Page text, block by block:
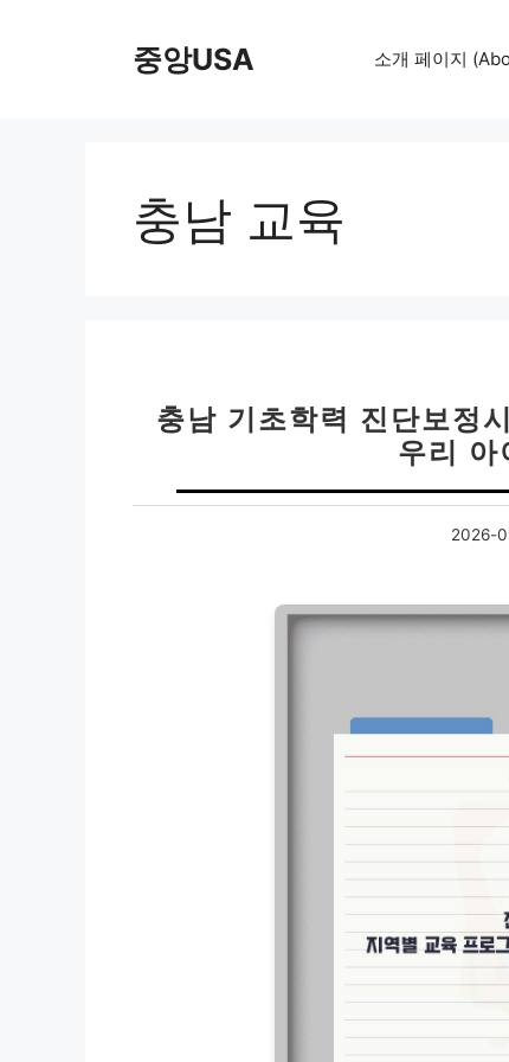
중앙USA 소개 페이지
충남 교육
충남 기초학력 진단보정
우리 아
2026-